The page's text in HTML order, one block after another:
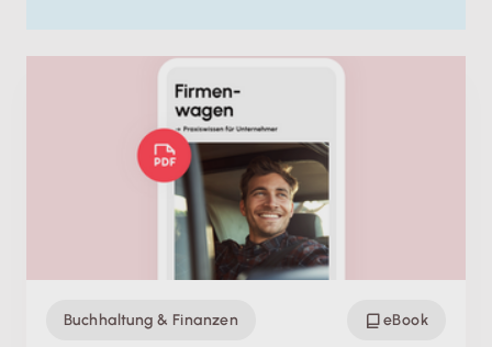
Buchhaltung & Finanzen eBook